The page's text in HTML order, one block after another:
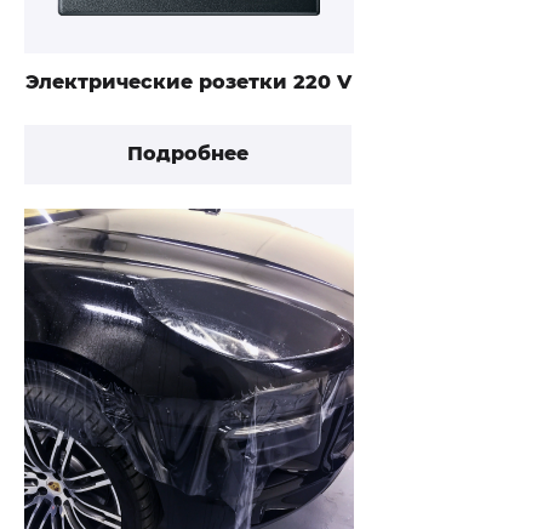
Электрические розетки 220 V
Подробнее